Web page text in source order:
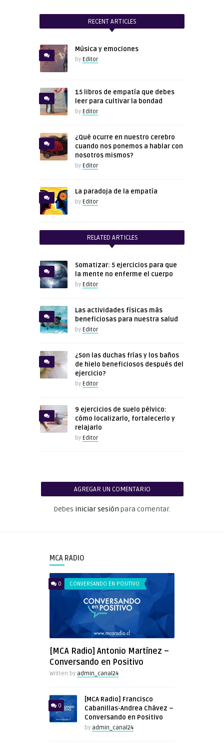
RECENT ARTICLES
Música y emociones
by Editor
15 libros de empatía que debes
leer para cultivar la bondad
by Editor
¿Qué ocurre en nuestro cerebro
cuando nos ponemos a hablar con
nosotros mismos?
by Editor
La paradoja de la empatía
by Editor
RELATED ARTICLES
Somatizar: 5 ejercicios para que
la mente no enferme el cuerpo
by Editor
Las actividades físicas más
beneficiosas para nuestra salud
by Editor
¿Son las duchas frías y los baños
de hielo beneficiosos después del
ejercicio?
by Editor
9 ejercicios de suelo pélvico:
cómo localizarlo, fortalecerlo y
relajarlo
by Editor
AGREGAR UN COMENTARIO
Debes iniciar sesión para comentar.
MCA RADIO
0 CONVERSANDO EN POSITIVO
[MCA Radio] Antonio Martínez –
Conversando en Positivo
Written by admin_canal24
0
[MCA Radio] Francisco
Cabanillas-Andrea Chávez –
Conversando en Positivo
by admin_canal24